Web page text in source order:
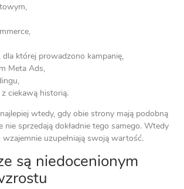
dla której prowadzono kampanię,
Meta Ads,
ciekawą historią.
wtedy, gdy obie strony mają podobną
nie sprzedają dokładnie tego samego. Wtedy
uzupełniają swoją wartość.
są niedocenionym